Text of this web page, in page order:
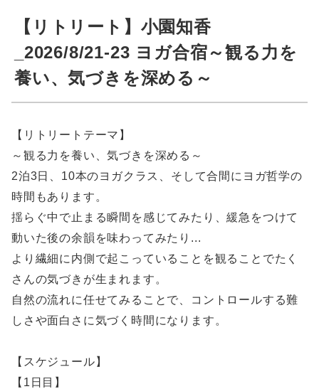
【リトリート】小園知香
_2026/8/21-23 ヨガ合宿～観る力を
養い、気づきを深める～
【リトリートテーマ】
～観る力を養い、気づきを深める～
2泊3日、10本のヨガクラス、そして合間にヨガ哲学の
時間もあります。
揺らぐ中で止まる瞬間を感じてみたり、緩急をつけて
動いた後の余韻を味わってみたり...
より繊細に内側で起こっていることを観ることでたく
さんの気づきが生まれます。
自然の流れに任せてみることで、コントロールする難
しさや面白さに気づく時間になります。
【スケジュール】
【1日目】